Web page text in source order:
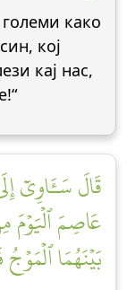
како
кој
кај нас,
قَالَ سَـَٔاوِيٓ
عَاصِمَ ٱلۡيَوۡمَ
بَيۡنَهُمَا